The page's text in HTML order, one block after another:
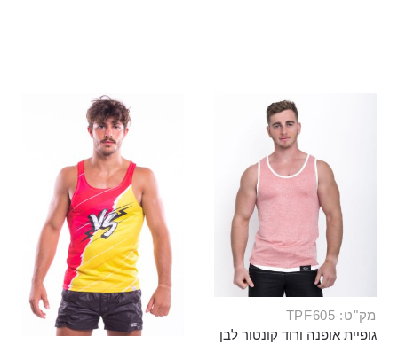
מק"ט: TPF605
גופיית אופנה ורוד קונטור לבן